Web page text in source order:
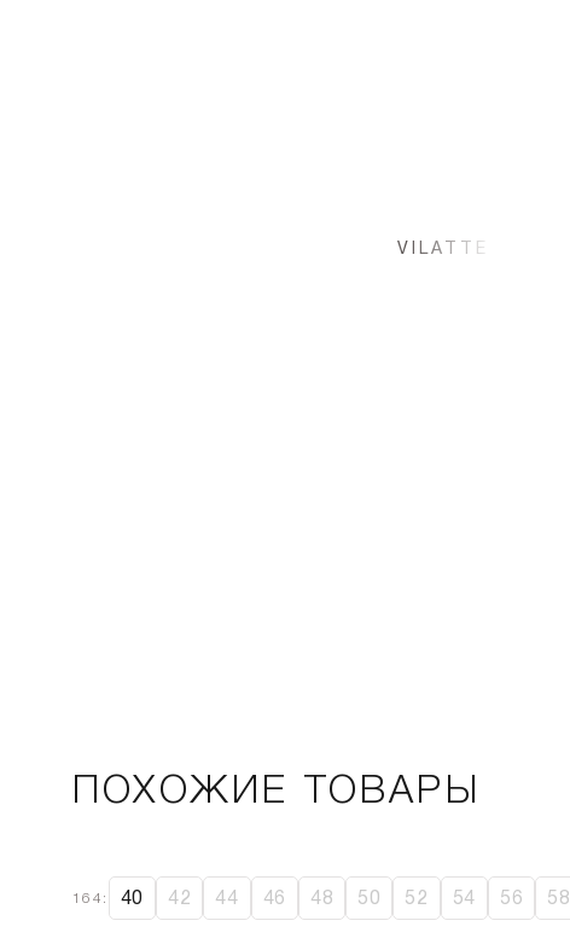
ПОХОЖИЕ ТОВАРЫ
164: 40 42 44 46 48 50 52 54 56 58